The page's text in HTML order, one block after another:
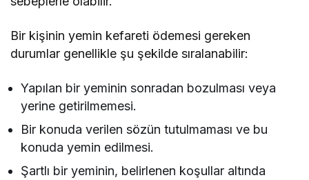
Bir kişinin yemin kefareti ödemesi gereken
durumlar genellikle şu şekilde sıralanabilir:
Yapılan bir yeminin sonradan bozulması veya
yerine getirilmemesi.
Bir konuda verilen sözün tutulmaması ve bu
konuda yemin edilmesi.
Şartlı bir yeminin, belirlenen koşullar altında